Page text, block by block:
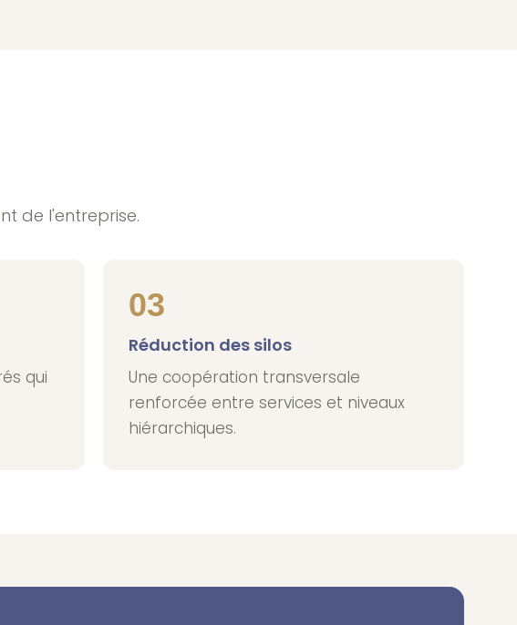
de l'entreprise.
qui
03
Réduction des silos
Une coopération transversale
renforcée entre services et niveaux
hiérarchiques.